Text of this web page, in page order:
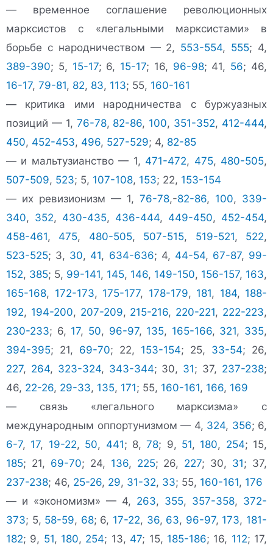
— временное соглашение революционных
марксистов с «легальными марксистами» в
борьбе с народничеством — 2, 553-554, 555; 4,
389-390; 5, 15-17; 6, 15-17; 16, 96-98; 41, 56; 46,
16-17, 79-81, 82, 83, 113; 55, 160-161
— критика ими народничества с буржуазных
позиций — 1, 76-78, 82-86, 100, 351-352, 412-444,
450, 452-453, 496, 527-529; 4, 82-85
— и мальтузианство — 1, 471-472, 475, 480-505,
507-509, 523; 5, 107-108, 153; 22, 153-154
— их ревизионизм — 1, 76-78,-82-86, 100, 339-
340, 352, 430-435, 436-444, 449-450, 452-454,
458-461, 475, 480-505, 507-515, 519-521, 522,
523-525; 3, 30, 41, 634-636; 4, 44-54, 67-87, 99-
152, 385; 5, 99-141, 145, 146, 149-150, 156-157, 163,
165-168, 172-173, 175-177, 178-179, 181, 184, 188-
192, 194-200, 207-209, 215-216, 220-221, 222-223,
230-233; 6, 17, 50, 96-97, 135, 165-166, 321, 335,
394-395; 21, 69-70; 22, 153-154; 25, 33-54; 26,
227, 264, 323-324, 343-344; 30, 31; 37, 237-238;
46, 22-26, 29-33, 135, 171; 55, 160-161, 166, 169
— связь «легального марксизма» с
международным оппортунизмом — 4, 324, 356; 6,
6-7, 17, 19-22, 50, 441; 8,78; 9, 51, 180, 254; 15,
185; 21, 69-70; 24, 136, 225; 26, 227; 30, 31; 37,
237-238; 46, 25-26, 29, 31-32, 33; 55, 160-161, 176
— и «экономизм» — 4, 263, 355, 357-358, 372-
373; 5, 58-59, 68; 6, 17-22, 36, 63, 96-97, 173, 181-
182; 9, 51, 180, 254; 13, 47; 15, 185-186; 16, 112; 17,